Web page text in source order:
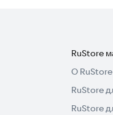
RuStore
О RuStore
RuStore
RuStore